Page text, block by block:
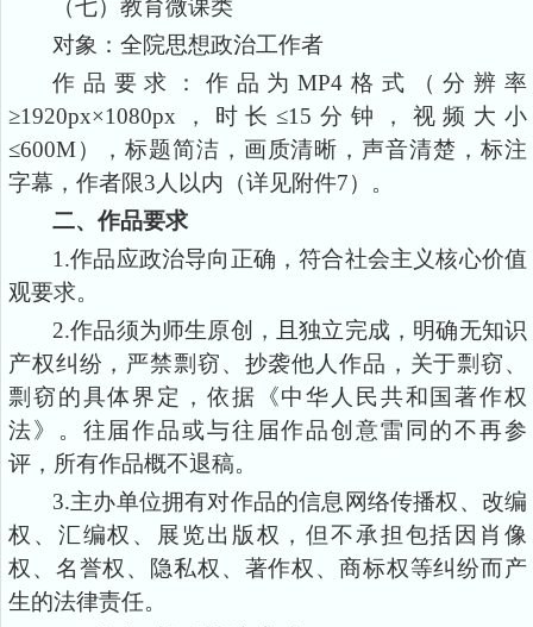
（七）教育微课类
对象：全院思想政治工作者
作品要求：作品为MP4格式（分辨率
≥1920px×1080px，时长≤15分钟，视频大小
≤600M），标题简洁，画质清晰，声音清楚，标注
字幕，作者限3人以内（详见附件7）。
二、作品要求
1.作品应政治导向正确，符合社会主义核心价值
观要求。
2.作品须为师生原创，且独立完成，明确无知识
产权纠纷，严禁剽窃、抄袭他人作品，关于剽窃、
剽窃的具体界定，依据《中华人民共和国著作权
法》。往届作品或与往届作品创意雷同的不再参
评，所有作品概不退稿。
3.主办单位拥有对作品的信息网络传播权、改编
权、汇编权、展览出版权，但不承担包括因肖像
权、名誉权、隐私权、著作权、商标权等纠纷而产
生的法律责任。